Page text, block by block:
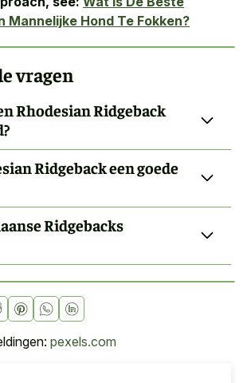
Mannelijke Hond Te Fokken?
vragen
Rhodesian Ridgeback
Ridgeback een goede
Ridgebacks
pexels.com